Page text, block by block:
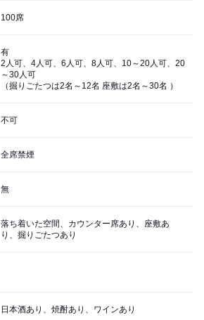
100席
有
2人可、4人可、6人可、8人可、10～20人可、20
～30人可
（掘りごたつは2名～12名 座敷は2名～30名 ）
不可
全席禁煙
無
落ち着いた空間、カウンター席あり、座敷あ
り、掘りごたつあり
日本酒あり、焼酎あり、ワインあり